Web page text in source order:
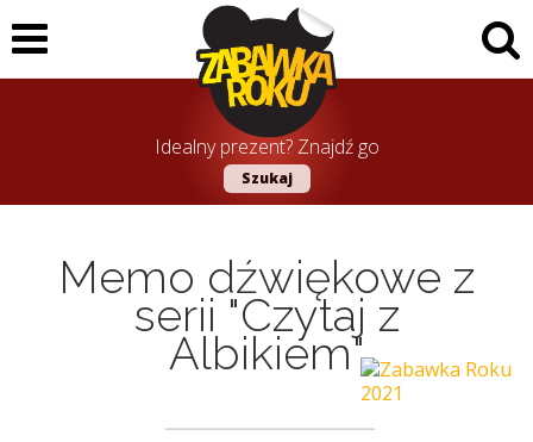
Idealny prezent? Znajdź go
Szukaj
Memo dźwiękowe z
serii "Czytaj z
Albikiem"